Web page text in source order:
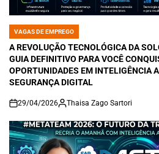
POSTED
IN
VAGAS DE EMPREGO
A REVOLUÇÃO TECNOLÓGICA DA
GUIA DEFINITIVO PARA VOCÊ
OPORTUNIDADES EM INTELIGÊNCIA
SEGURANÇA DIGITAL
on
29/04/2026 Thaisa Zago Sartori